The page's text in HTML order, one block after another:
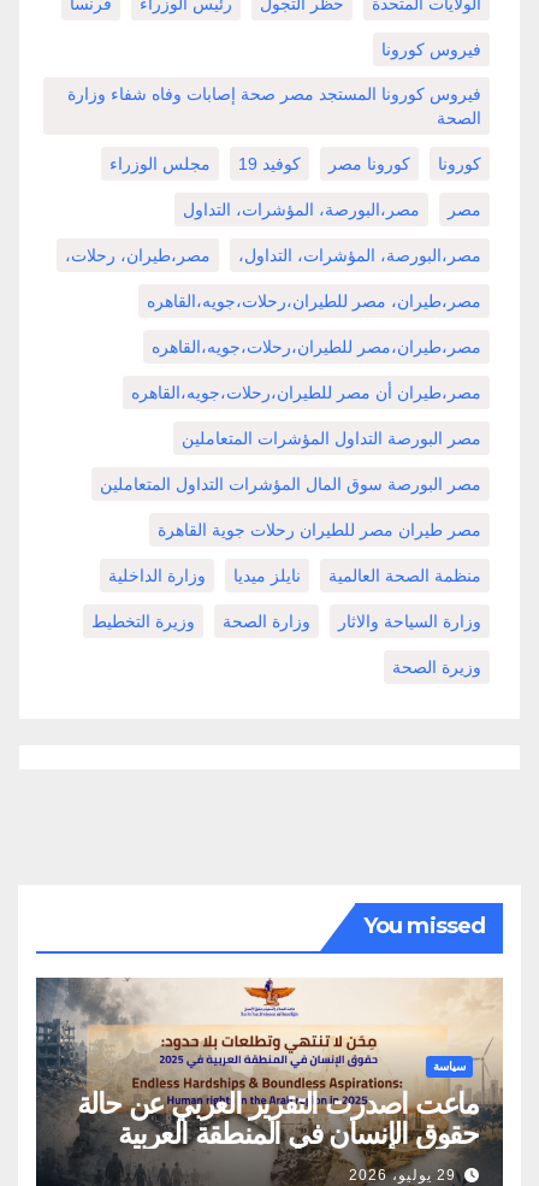
الولايات المتحدة حظر التجول رئيس الوزراء فرنسا
فيروس كورونا
فيروس كورونا المستجد مصر صحة إصابات وفاه شفاء وزارة
الصحة
كورونا كورونا مصر كوفيد 19 مجلس الوزراء
مصر مصر،البورصة، المؤشرات، التداول
مصر،البورصة، المؤشرات، التداول، مصر،طيران، رحلات،
مصر،طيران، مصر للطيران،رحلات،جويه،القاهره
مصر،طيران،مصر للطيران،رحلات،جويه،القاهره
مصر،طيران أن مصر للطيران،رحلات،جويه،القاهره
مصر البورصة التداول المؤشرات المتعاملين
مصر البورصة سوق المال المؤشرات التداول المتعاملين
مصر طيران مصر للطيران رحلات جوية القاهرة
منظمة الصحة العالمية نايلز ميديا وزارة الداخلية
وزارة السياحة والاثار وزارة الصحة وزيرة التخطيط
وزيرة الصحة
You missed
سياسة
ماعت اصدرت التقرير العربي عن حالة
حقوق الإنسان في المنطقة العربية
29 يوليو، 2026